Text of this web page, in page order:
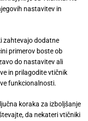
nastavitev in
zahtevajo dodatne
primerov boste ob
do nastavitev ali
in prilagodite vtičnik
funkcionalnosti.
koraka za izboljšanje
da nekateri vtičniki